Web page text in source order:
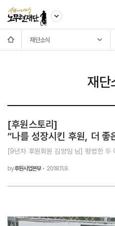
재단소식
재단
[후원스토리]
“나를 성장시킨 후원, 더 좋
[9년차 후원회원 김양임 님] 평범한 두
by후원사업본부 · 2018.11.9.